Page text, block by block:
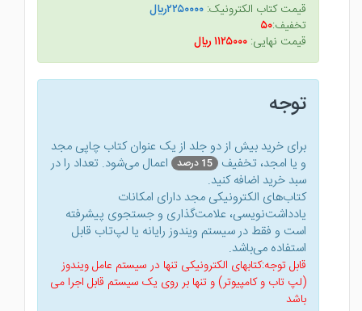
قیمت کتاب الکترونیک: ۲۲۵۰۰۰۰ريال
تخفیف:۵۰
قیمت نهایی: ۱۱۲۵۰۰۰ ريال
توجه
برای خرید بیش از دو جلد از یک عنوان کتاب‌ چاپی مجد
و یا امجد، تخفیف 15 درصد
اعمال می‌شود. تعداد را در
سبد خرید اضافه کنید.
کتاب‌های الکترونیکی مجد دارای امکانات
یادداشت‌نویسی، علامت‌گذاری و جستجوی پیشرفته
است و فقط در سیستم ویندوز رایانه یا لپ‌تاب قابل
استفاده می‌باشد.
قابل توجه:کتابهای الکترونیکی تنها در سیستم عامل ویندوز
(لپ تاب و کامپیوتر) و تنها بر روی یک سیستم قابل اجرا می
باشد